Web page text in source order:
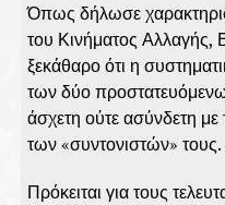
Όπως δήλωσε
του Κινήματος Αλλαγής,
ξεκάθαρο ότι η
των δύο
άσχετη ούτε ασύνδετη με
των «συντονιστών» τους.
Πρόκειται για τους